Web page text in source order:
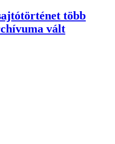
több
vált